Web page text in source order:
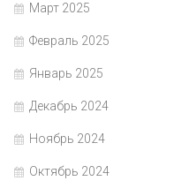
Март 2025
Февраль 2025
Январь 2025
Декабрь 2024
Ноябрь 2024
Октябрь 2024